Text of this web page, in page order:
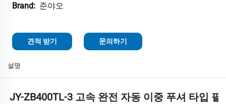
Brand: 준야오
견적 받기 문의하기
설명
JY-ZB400TL-3 고속 완전 자동 이중 푸셔 타입 필